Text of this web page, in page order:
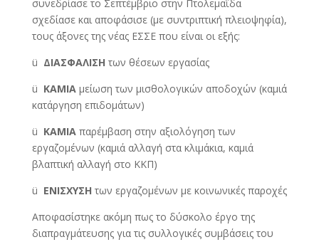
συνεδρίασε το Σεπτέμβριο στην Πτολεμαΐδα
σχεδίασε και αποφάσισε (με συντριπτική πλειοψηφία),
τους άξονες της νέας ΕΣΣΕ που είναι οι εξής:
ü ΔΙΑΣΦΑΛΙΣΗ των θέσεων εργασίας
ü ΚΑΜΙΑμείωση των μισθολογικών αποδοχών (καμιά
κατάργηση επιδομάτων)
ü ΚΑΜΙΑπαρέμβαση στην αξιολόγηση των
εργαζομένων (καμιά αλλαγή στα κλιμάκια, καμιά
βλαπτική αλλαγή στο ΚΚΠ)
ü ΕΝΙΣΧΥΣΗ των εργαζομένων με κοινωνικές παροχές
Αποφασίστηκε ακόμη πως το δύσκολο έργο της
διαπραγμάτευσης για τις συλλογικές συμβάσεις του